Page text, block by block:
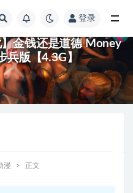
登录
金钱还是道德 Money
兵版【4.3G】
漫 正文